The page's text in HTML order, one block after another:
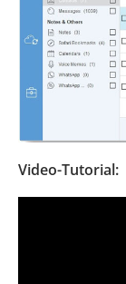
Video-Tutorial: